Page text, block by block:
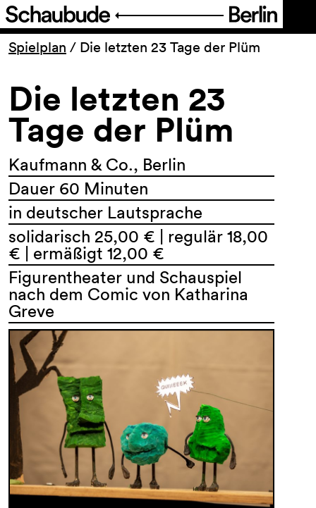
Programm
Ticket
Barrierefreiheit
Über uns
Spielplan / Die letzten 23 Tage der Plüm
Die letzten 23
Tage der Plüm
Kaufmann & Co., Berlin
Dauer 60 Minuten
in deutscher Lautsprache
solidarisch 25,00 € | regulär 18,00
€ | ermäßigt 12,00 €
Figurentheater und Schauspiel
nach dem Comic von Katharina
Greve